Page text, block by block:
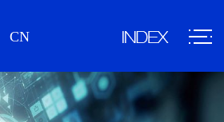
CN